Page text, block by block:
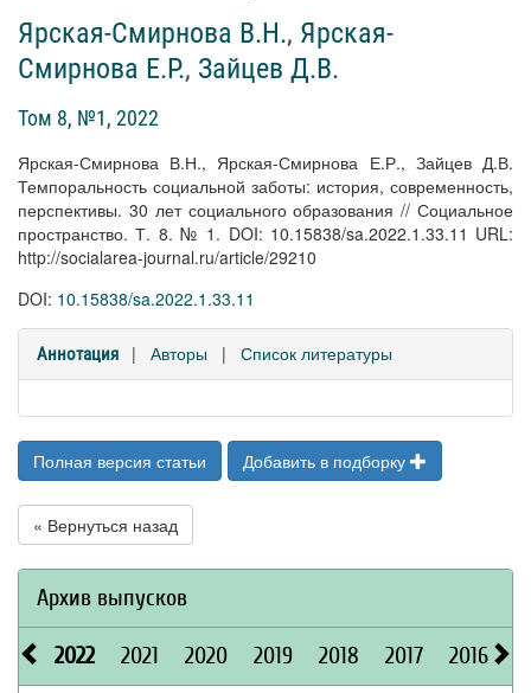
Ярская-Смирнова В.Н., Ярская-
Смирнова Е.Р., Зайцев Д.В.
Том 8, №1, 2022
Ярская-Смирнова В.Н., Ярская-Смирнова Е.Р., Зайцев Д.В.
Темпоральность социальной заботы: история, современность,
перспективы. 30 лет социального образования // Социальное
пространство. Т. 8. № 1. DOI: 10.15838/sa.2022.1.33.11 URL:
http://socialarea-journal.ru/article/29210
DOI: 10.15838/sa.2022.1.33.11
Аннотация | Авторы | Список литературы
Полная версия статьи Добавить в подборку
« Вернуться назад
Архив выпусков
2022 2021 2020 2019 2018 2017 2016